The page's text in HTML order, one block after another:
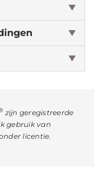
zijn geregistreerde
gebruik van
licentie.